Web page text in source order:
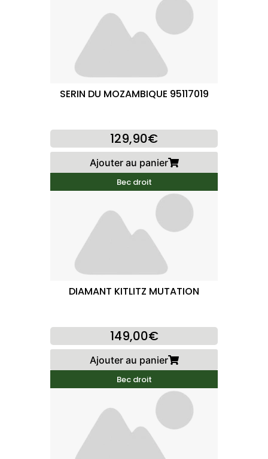
SERIN DU MOZAMBIQUE 95117019
129,90€
Ajouter au panier
Bec droit
DIAMANT KITLITZ MUTATION
149,00€
Ajouter au panier
Bec droit